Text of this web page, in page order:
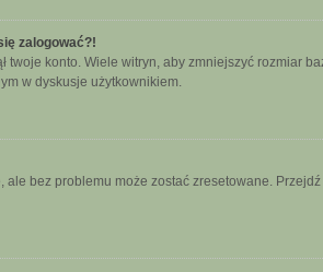
zalogować?!
konto. Wiele witryn, aby zmniejszyć rozmiar
w dyskusje użytkownikiem.
bez problemu może zostać zresetowane.